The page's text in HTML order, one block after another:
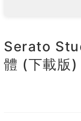
Serato
體 (下載版)